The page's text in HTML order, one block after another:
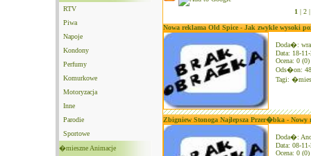
RTV
Piwa
Napoje
Kondony
Perfumy
Komurkowe
Motoryzacja
Inne
Parodie
Sportowe
�mieszne Animacje
1 | 2 |
Nowa reklama Old Spice - Jak zwykle wysoki
Doda�:
Data: 18-
Ocena: 0 (0)
Ods�on:
Tagi:
Zbigniew Stonoga Najlepsza Przer�bka - Nowy
Doda�:
Data: 08-
Ocena: 0 (0)